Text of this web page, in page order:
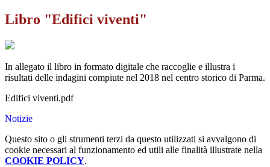
Libro "Edifici viventi"
In allegato il libro in formato digitale che raccoglie e illustra i
risultati delle indagini compiute nel 2018 nel centro storico di Parma.
Edifici viventi.pdf
Notizie
Questo sito o gli strumenti terzi da questo utilizzati si avvalgono di
cookie necessari al funzionamento ed utili alle finalità illustrate nella
COOKIE POLICY.